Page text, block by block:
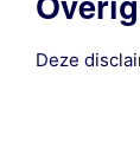
Deze